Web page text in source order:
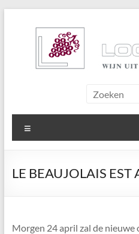
Locavigne
Wijn
LE BEAUJOLAIS EST
Morgen 24 april zal de nieuwe